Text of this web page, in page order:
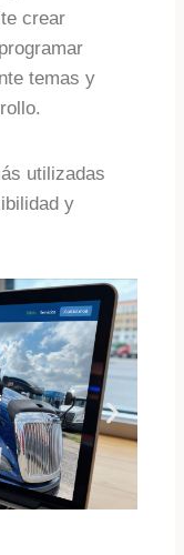
crear
temas y
utilizadas
y